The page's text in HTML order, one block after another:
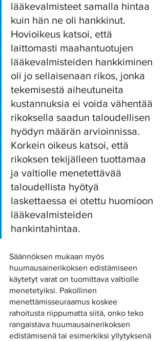
lääkevalmisteet samalla hintaa
kuin hän ne oli hankkinut.
Hovioikeus katsoi, että
laittomasti maahantuotujen
lääkevalmisteiden hankkiminen
oli jo sellaisenaan rikos, jonka
tekemisestä aiheutuneita
kustannuksia ei voida vähentää
rikoksella saadun taloudellisen
hyödyn määrän arvioinnissa.
Korkein oikeus katsoi, että
rikoksen tekijälleen tuottamaa
ja valtiolle menetettävää
taloudellista hyötyä
laskettaessa ei otettu huomioon
lääkevalmisteiden
hankintahintaa.
Säännöksen mukaan myös
huumausainerikoksen edistämiseen
käytetyt varat on tuomittava valtiolle
menetetyiksi. Pakollinen
menettämisseuraamus koskee
rahoitusta riippumatta siitä, onko teko
rangaistava huumausainerikoksen
edistämisenä tai esimerkiksi yllytyksenä